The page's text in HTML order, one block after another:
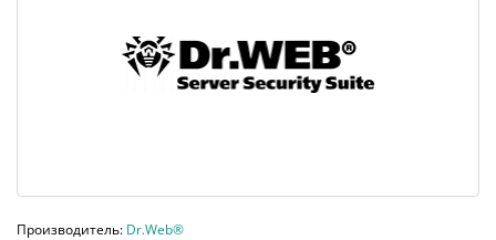
Производитель: Dr.Web®